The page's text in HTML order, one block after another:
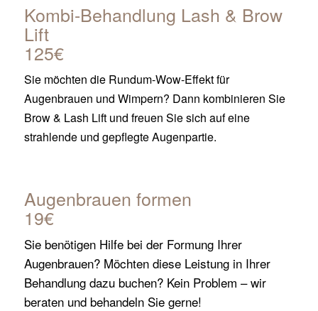
Kombi-Behandlung Lash & Brow
Lift
125€
Sie möchten die Rundum-Wow-Effekt für
Augenbrauen und Wimpern? Dann kombinieren Sie
Brow & Lash Lift und freuen Sie sich auf eine
strahlende und gepflegte Augenpartie.
Augenbrauen formen
19€
Sie benötigen Hilfe bei der Formung Ihrer
Augenbrauen? Möchten diese Leistung in Ihrer
Behandlung dazu buchen? Kein Problem – wir
beraten und behandeln Sie gerne!